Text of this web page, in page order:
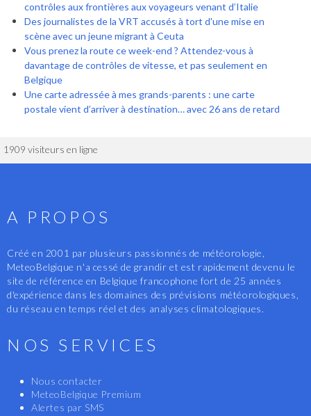
contrôles aux frontières aux voyageurs venant d’Italie
Des journalistes de la VRT accusés à tort d'une mise en
scène avec un jeune migrant à Ceuta
Vous prenez la route ce week-end ? Attendez-vous à
davantage de contrôles de vitesse, et pas seulement en
Belgique
Une carte adressée à mes grands-parents : une carte
postale vient d’arriver à destination… avec 26 ans de retard
1909 visiteurs en ligne
A PROPOS
Créé en 2001 par plusieurs passionnés de météorologie,
MeteoBelgique n'a cessé de grandir et est rapidement devenu le
site de référence en Belgique francophone fort de 25 années
d'expérience dans les domaines des prévisions météorologiques,
du réseau en temps réel et des analyses climatologiques.
NOS SERVICES
Nous contacter
MeteoBelgique Premium
Alertes par SMS